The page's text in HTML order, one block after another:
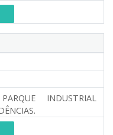
INDUSTRIAL